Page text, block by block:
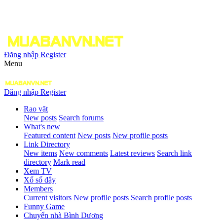
Đăng nhập Register
Menu
Đăng nhập Register
Rao vặt
New posts Search forums
What's new
Featured content New posts New profile posts
Link Directory
New items New comments Latest reviews Search link
directory Mark read
Xem TV
Xổ số đây
Members
Current visitors New profile posts Search profile posts
Funny Game
Chuyển nhà Bình Dương